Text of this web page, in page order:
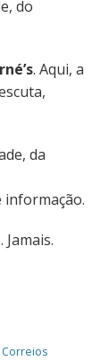
do
. Aqui, a
da
informação.
Correios